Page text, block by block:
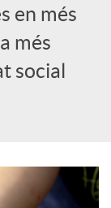
en més
més
social